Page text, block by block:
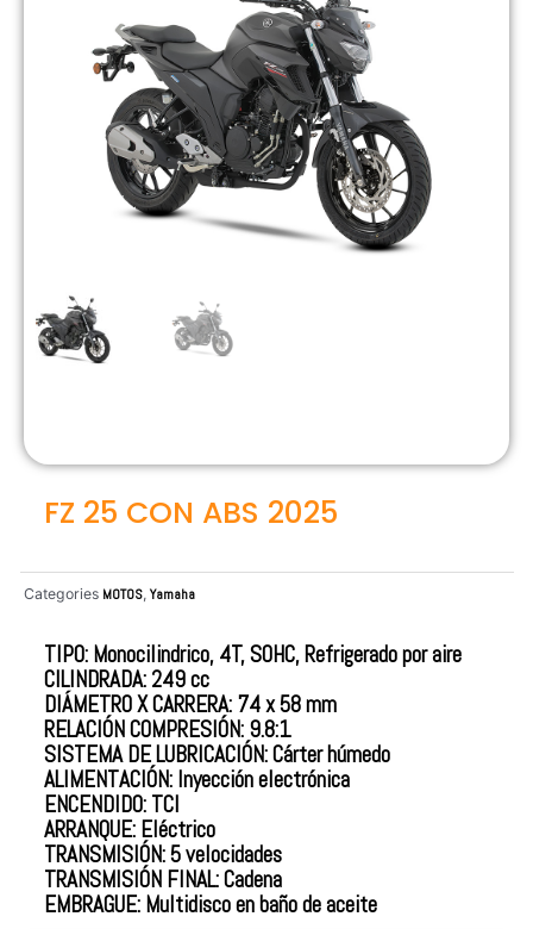
FZ 25 CON ABS 2025
Categories MOTOS, Yamaha
TIPO: Monocilindrico, 4T, SOHC, Refrigerado por aire
CILINDRADA: 249 cc
DIÁMETRO X CARRERA: 74 x 58 mm
RELACIÓN COMPRESIÓN: 9.8:1
SISTEMA DE LUBRICACIÓN: Cárter húmedo
ALIMENTACIÓN: Inyección electrónica
ENCENDIDO: TCI
ARRANQUE: Eléctrico
TRANSMISIÓN: 5 velocidades
TRANSMISIÓN FINAL: Cadena
EMBRAGUE: Multidisco en baño de aceite